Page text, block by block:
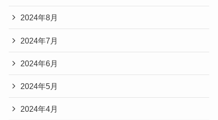
2024年8月
2024年7月
2024年6月
2024年5月
2024年4月